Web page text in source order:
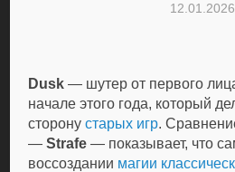
12.01.2026
Dusk — шутер от первого
начале этого года, который
сторонустарых игр.
—Strafe — показывает, что
воссоздании магии